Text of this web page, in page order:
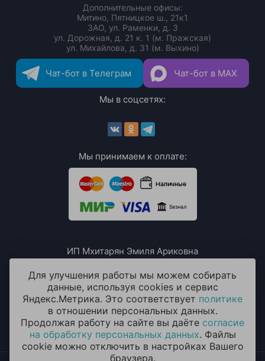
Дополнительные офисы:
Митино, Пятницкое ш., 21к1
ЗАО, ул. Раменки, д. 3
ул. Дорожная, д. 21 к. 1 (м. Пражская)
ул. Михайлова, д. 31 (м. Выхино)
Чат-бот в Телеграм Чат-бот в MAX
Мы в соцсетях:
Мы принимаем к оплате:
ИП Мхитарян Эмиля Ариковна
ИНН: 771385063807
ОГРН / ОГРНИП: 319508100076230
Для улучшения работы мы можем собирать
данные, используя cookies и сервис
Яндекс.Метрика. Это соответствует политике
в отношении персональных данных.
Продолжая работу на сайте вы даёте согласие
на обработку персональных данных. Файлы
cookie можно отключить в настройках Вашего
браузера.